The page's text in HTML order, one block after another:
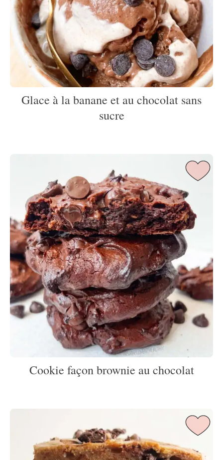
Glace à la banane et au chocolat sans
sucre
Cookie façon brownie au chocolat